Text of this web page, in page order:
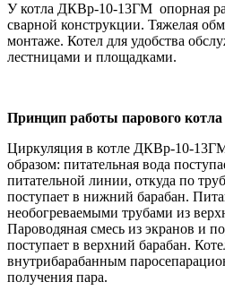
У котла ДКВр-10-13ГМ опорная
сварной конструкции. Тяжелая
монтаже. Котел для удобства
лестницами и площадками.
Принцип работы парового
Циркуляция в котле ДКВр-10-
образом: питательная вода
питательной линии, откуда по
поступает в нижний барабан.
необогреваемыми трубами из
Пароводяная смесь из экранов и
поступает в верхний барабан.
внутрибарабанным
получения пара.